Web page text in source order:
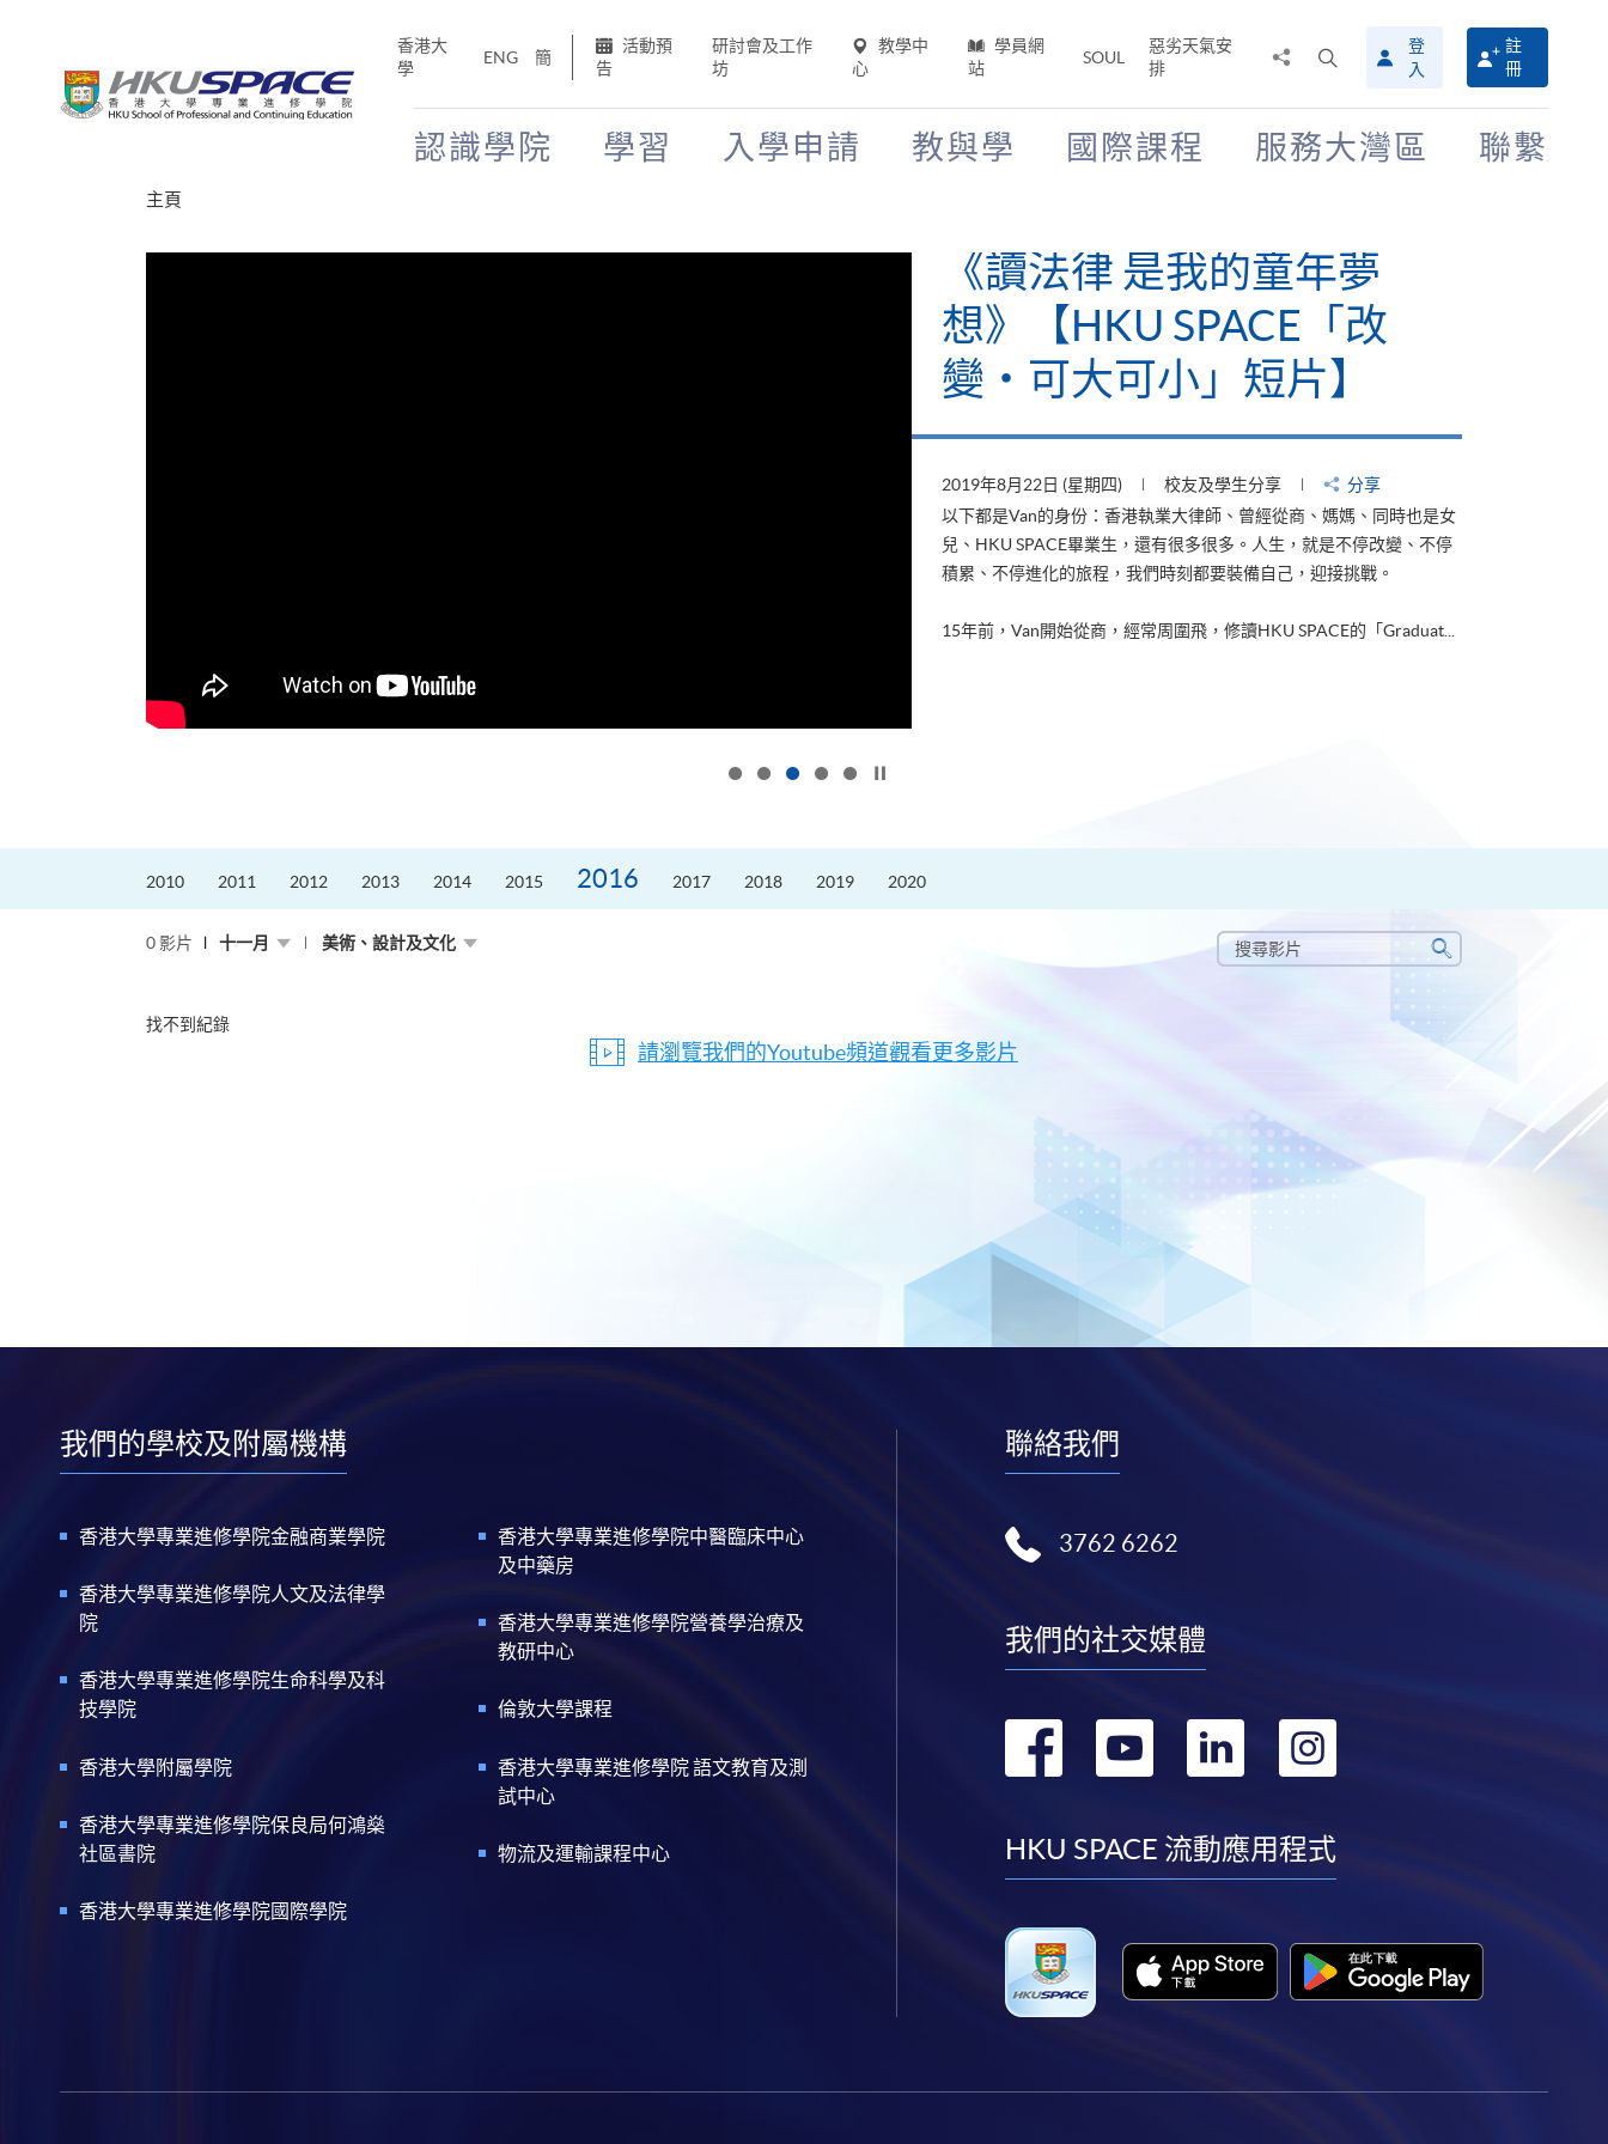
香港大
學
ENG 簡
活動預
告
研討會及工作
坊
教學中
心
學員網
站
SOUL
惡劣天氣安
排
搜
尋
介
登
入
註
冊
認識學院 學習 入學申請 教與學 國際課程 服務大灣區 聯繫
主頁
《讀法律 是我的童年夢
想》【HKU SPACE「改
變‧可大可小」短片】
2019年8月22日 (星期四) 校友及學生分享
分享
以下都是Van的身份：香港執業大律師、曾經從商、媽媽、同時也是女
兒、HKU SPACE畢業生，還有很多很多。人生，就是不停改變、不停
積累、不停進化的旅程，我們時刻都要裝備自己，迎接挑戰。
15年前，Van開始從商，經常周圍飛，修讀HKU SPACE的「Graduat...
2010 2011 2012 2013 2014 2015 2016 2017 2018 2019 2020
0 影片 十一月 美術、設計及文化
搜
尋
搜
尋
找不到紀錄
請瀏覽我們的Youtube頻道觀看更多影片
我們的學校及附屬機構
香港大學專業進修學院金融商業學院
香港大學專業進修學院人文及法律學
院
香港大學專業進修學院生命科學及科
技學院
香港大學附屬學院
香港大學專業進修學院保良局何鴻燊
社區書院
香港大學專業進修學院國際學院
香港大學專業進修學院中醫臨床中心
及中藥房
香港大學專業進修學院營養學治療及
教研中心
倫敦大學課程
香港大學專業進修學院 語文教育及測
試中心
物流及運輸課程中心
聯絡我們
3762 6262
我們的社交媒體
轉
facebook
轉
youtube
轉
linkedin
轉
instagram
HKU SPACE 流動應用程式